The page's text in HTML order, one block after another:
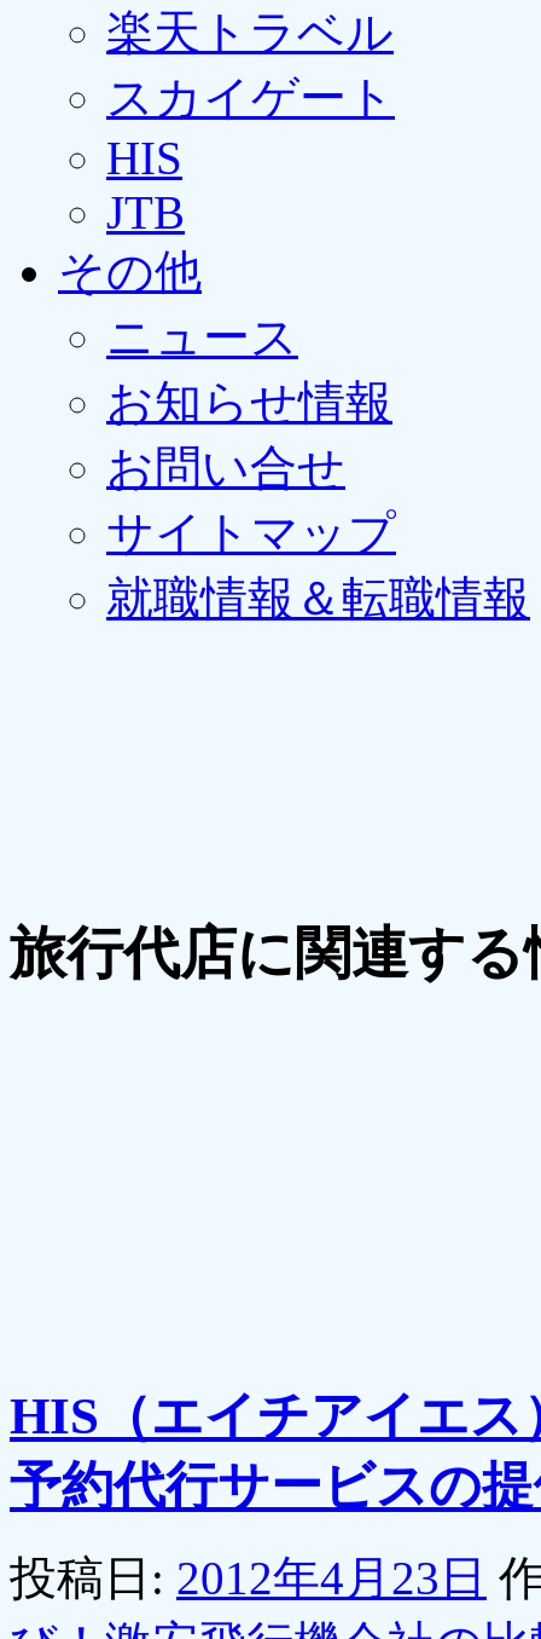
楽天トラベル
スカイゲート
HIS
JTB
その他
ニュース
お知らせ情報
お問い合せ
サイトマップ
就職情報＆転職情報
旅行代店に関連する
HIS（エイチアイエ
予約代行サービスの
投稿日: 2012年4月23日